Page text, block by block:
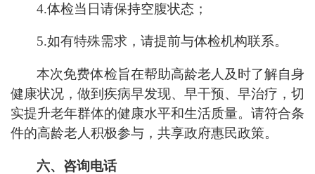
4.体检当日请保持空腹状态；
5.如有特殊需求，请提前与体检机构联系。
本次免费体检旨在帮助高龄老人及时了解自身
健康状况，做到疾病早发现、早干预、早治疗，切
实提升老年群体的健康水平和生活质量。请符合条
件的高龄老人积极参与，共享政府惠民政策。
六、咨询电话